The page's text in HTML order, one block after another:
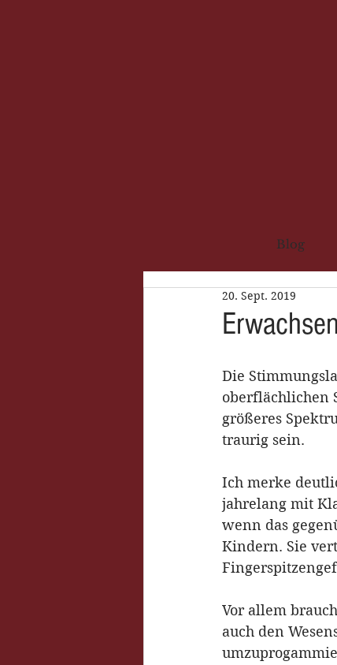
Blog
20. Sept. 2019
Die
oberflächlichen
größeres
traurig sein.
Ich merke
jahrelang mit
wenn das
Kindern. Sie
Vor allem
auch den